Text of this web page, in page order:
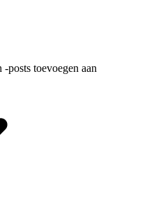
posts toevoegen aan